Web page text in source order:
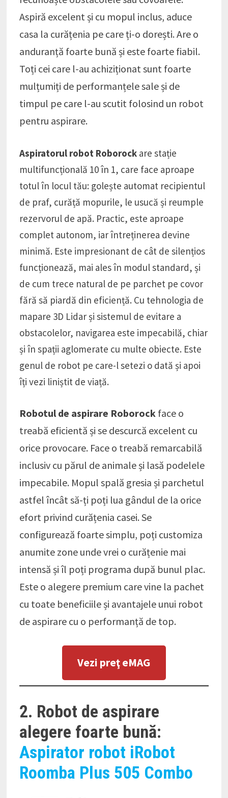
Aspiră excelent și cu mopul inclus, aduce
casa la curățenia pe care ți-o dorești. Are o
anduranță foarte bună și este foarte fiabil.
Toți cei care l-au achiziționat sunt foarte
mulțumiți de performanțele sale și de
timpul pe care l-au scutit folosind un robot
pentru aspirare.
Aspiratorul robot Roborock are stație
multifuncțională 10 în 1, care face aproape
totul în locul tău: golește automat recipientul
de praf, curăță mopurile, le usucă și reumple
rezervorul de apă. Practic, este aproape
complet autonom, iar întreținerea devine
minimă. Este impresionant de cât de silențios
funcționează, mai ales în modul standard, și
de cum trece natural de pe parchet pe covor
fără să piardă din eficiență. Cu tehnologia de
mapare 3D Lidar și sistemul de evitare a
obstacolelor, navigarea este impecabilă, chiar
și în spații aglomerate cu multe obiecte. Este
genul de robot pe care-l setezi o dată și apoi
îți vezi liniștit de viață.
Robotul de aspirare Roborock face o
treabă eficientă și se descurcă excelent cu
orice provocare. Face o treabă remarcabilă
inclusiv cu părul de animale și lasă podelele
impecabile. Mopul spală gresia și parchetul
astfel încât să-ți poți lua gândul de la orice
efort privind curățenia casei. Se
configurează foarte simplu, poți customiza
anumite zone unde vrei o curățenie mai
intensă și îl poți programa după bunul plac.
Este o alegere premium care vine la pachet
cu toate beneficiile și avantajele unui robot
de aspirare cu o performanță de top.
Vezi preţ eMAG
2. Robot de aspirare
alegere foarte bună:
Aspirator robot iRobot
Roomba Plus 505 Combo